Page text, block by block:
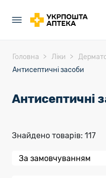
Головна Ліки
Антисептичні засоби
Антисептичні
Знайдено товарів: 117